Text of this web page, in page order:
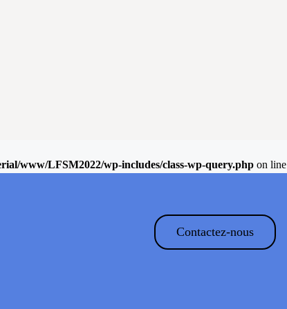
www/LFSM2022/wp-includes/class-wp-query.php on line
Contactez-nous